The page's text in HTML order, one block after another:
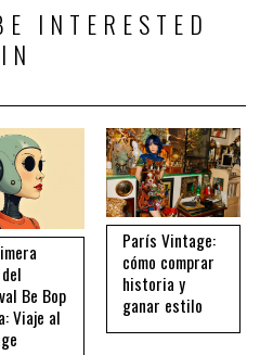
INTERESTED
IN
Be Bop
Viaje al
París Vintage:
cómo comprar
historia y
ganar estilo